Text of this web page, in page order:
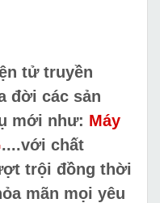
tử truyền
đời các sản
mới như: Máy
....với chất
trội đồng thời
mãn mọi yêu